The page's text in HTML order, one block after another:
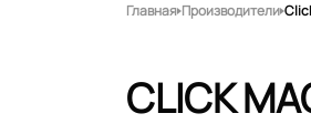
Главная Производители
CLICK